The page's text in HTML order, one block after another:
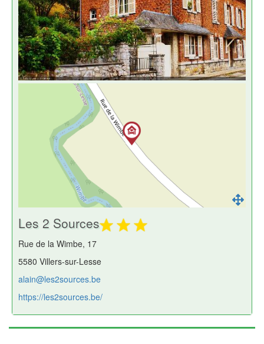
Les 2 Sources
Rue de la Wimbe, 17
5580 Villers-sur-Lesse
alain@les2sources.be
https://les2sources.be/